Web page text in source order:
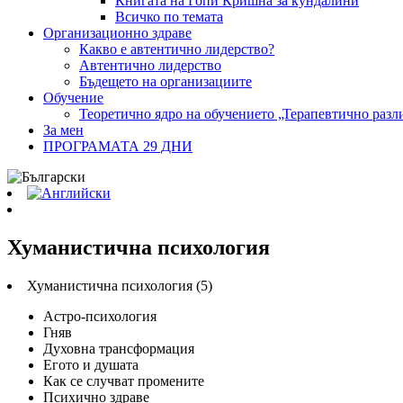
Всичко по темата
Организационно здраве
Какво е автентично лидерство?
Автентично лидерство
Бъдещето на организациите
Обучение
Теоретично ядро на обучението „Терапевтично
За мен
ПРОГРАМАТА 29 ДНИ
Хуманистична психология
Хуманистична психология (5)
Астро-психология
Гняв
Духовна трансформация
Егото и душата
Как се случват промените
Психично здраве